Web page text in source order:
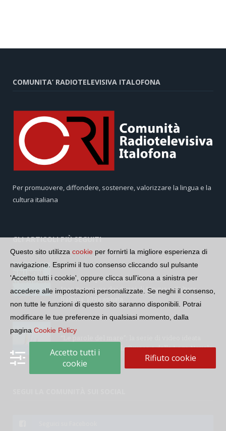
COMUNITA’ RADIOTELEVISIVA ITALOFONA
Per promuovere, diffondere, sostenere, valorizzare la lingua e la
cultura italiana
GLI ARTICOLI PIÙ SEGUITI
Università per Stranieri di Siena –
Inaugurazione dei Corsi di Lingua e Cultura
dall’Accademia della Crusca e dalla Lega Navale
italiana
Questo sito utilizza cookie per fornirti la migliore esperienza di
navigazione. Esprimi il tuo consenso cliccando sul pulsante
'Accetto tutti i cookie', oppure clicca sull'icona a sinistra per
accedere alle impostazioni personalizzate. Se neghi il consenso,
non tutte le funzioni di questo sito saranno disponibili. Potrai
modificare le tue preferenze in qualsiasi momento, dalla
pagina Cookie Policy
Accetto tutti i
cookie
Rifiuto cookie